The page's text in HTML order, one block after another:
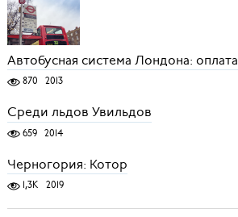
Автобусная система Лондона: оплата
870 2013
Среди льдов Увильдов
659 2014
Черногория: Котор
1,3K 2019